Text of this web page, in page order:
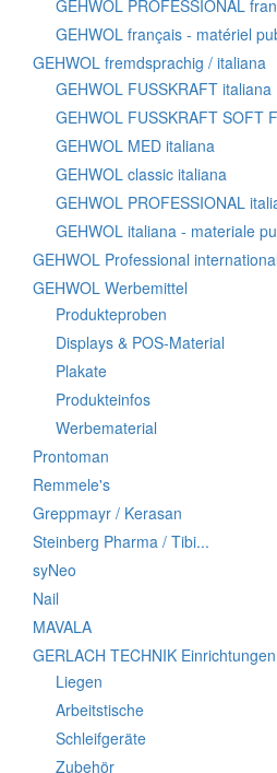
GEHWOL PROFESSIONAL
GEHWOL français - matériel
GEHWOL fremdsprachig / italiana
GEHWOL FUSSKRAFT italiana
GEHWOL FUSSKRAFT SOFT
GEHWOL MED italiana
GEHWOL classic italiana
GEHWOL PROFESSIONAL
GEHWOL italiana - materiale
GEHWOL Professional
GEHWOL Werbemittel
Produkteproben
Displays & POS-Material
Plakate
Produkteinfos
Werbematerial
Prontoman
Remmele's
Greppmayr / Kerasan
Steinberg Pharma / Tibi...
syNeo
Nail
MAVALA
GERLACH TECHNIK Einrichtungen
Liegen
Arbeitstische
Schleifgeräte
Zubehör